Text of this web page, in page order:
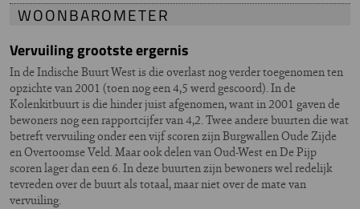
WOONBAROMETER
Vervuiling grootste ergernis
In de Indische Buurt West is die overlast nog verder toegenomen ten
opzichte van 2001 (toen nog een 4,5 werd gescoord). In de
Kolenkitbuurt is die hinder juist afgenomen, want in 2001 gaven de
bewoners nog een rapportcijfer van 4,2. Twee andere buurten die wat
betreft vervuiling onder een vijf scoren zijn Burgwallen Oude Zijde
en Overtoomse Veld. Maar ook delen van Oud-West en De Pijp
scoren lager dan een 6. In deze buurten zijn bewoners wel redelijk
tevreden over de buurt als totaal, maar niet over de mate van
vervuiling.